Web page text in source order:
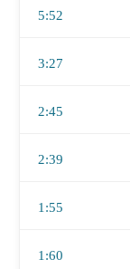
5:52
3:27
2:45
2:39
1:55
1:60